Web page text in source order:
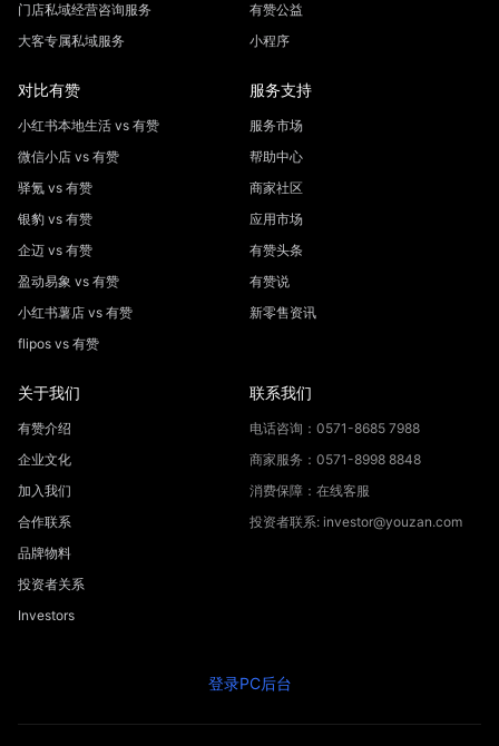
门店私域经营咨询服务
大客专属私域服务
有赞公益
小程序
对比有赞
小红书本地生活 vs 有赞
微信小店 vs 有赞
驿氪 vs 有赞
银豹 vs 有赞
企迈 vs 有赞
盈动易象 vs 有赞
小红书薯店 vs 有赞
flipos vs 有赞
服务支持
服务市场
帮助中心
商家社区
应用市场
有赞头条
有赞说
新零售资讯
关于我们
有赞介绍
企业文化
加入我们
合作联系
品牌物料
投资者关系
Investors
联系我们
电话咨询：0571-8685 7988
商家服务：0571-8998 8848
消费保障：在线客服
投资者联系: investor@youzan.com
登录PC后台